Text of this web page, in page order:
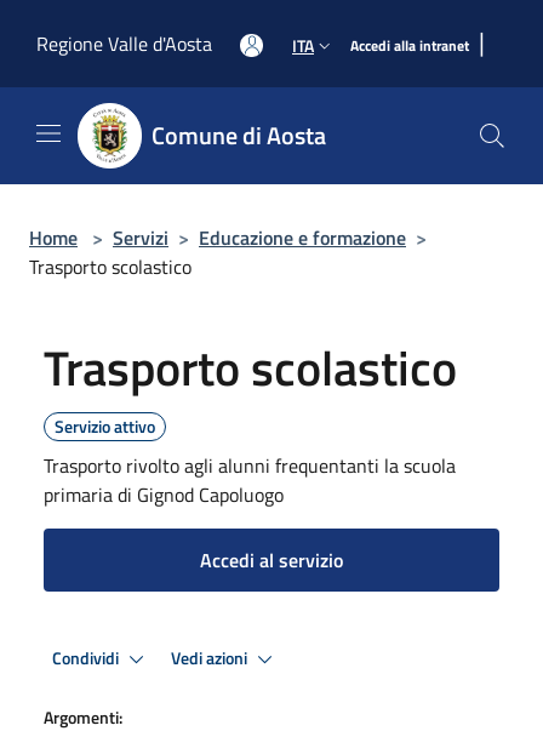
Regione Valle d'Aosta
ITA Accedi alla intranet |
Comune di Aosta
Home > Servizi > Educazione e formazione >
Trasporto scolastico
Trasporto scolastico
Servizio attivo
Trasporto rivolto agli alunni frequentanti la scuola
primaria di Gignod Capoluogo
Accedi al servizio
Condividi Vedi azioni
Argomenti: